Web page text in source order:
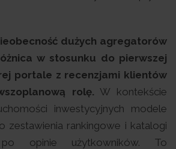
dużych agregatorów
w stosunku do pierwszej
portale z recenzjami klientów
rolę. W kontekście
inwestycyjnych modele
zestawienia rankingowe i katalogi
opinie użytkowników. To